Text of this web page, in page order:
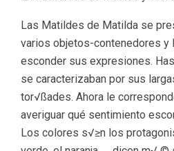
Las Matildes de Matilda se
varios objetos-contenedores y
esconder sus expresiones.
se caracterizaban por sus
tor√ßades. Ahora le
averiguar qué sentimiento
Los colores s√≥n los